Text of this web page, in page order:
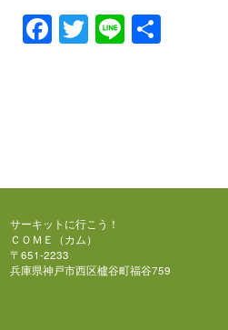
Facebook
Twitter
Line
サーキットに行こう！
ＣＯＭＥ（カム）
〒651-2233
兵庫県神戸市西区櫨谷町福谷759